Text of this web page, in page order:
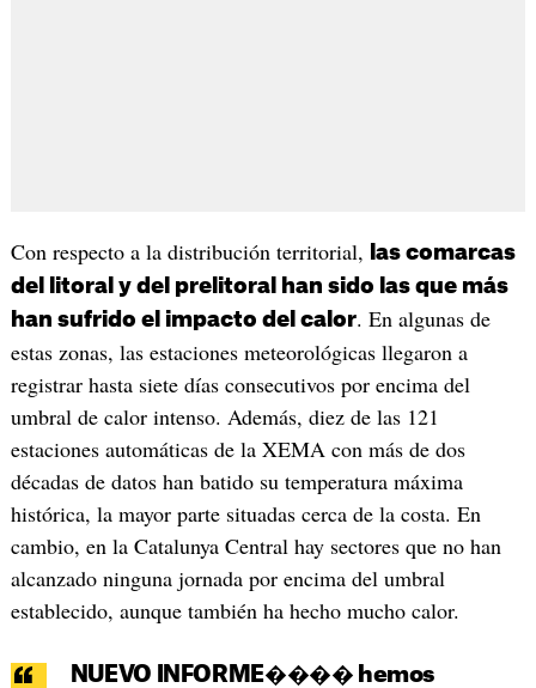
Con respecto a la distribución territorial,
las comarcas
del litoral y del prelitoral han sido las que más
han sufrido el impacto del calor. En algunas de
estas zonas, las estaciones meteorológicas llegaron a
registrar hasta siete días consecutivos por encima del
umbral de calor intenso. Además, diez de las 121
estaciones automáticas de la XEMA con más de dos
décadas de datos han batido su temperatura máxima
histórica, la mayor parte situadas cerca de la costa. En
cambio, en la Catalunya Central hay sectores que no han
alcanzado ninguna jornada por encima del umbral
establecido, aunque también ha hecho mucho calor.
NUEVO INFORME���� hemos